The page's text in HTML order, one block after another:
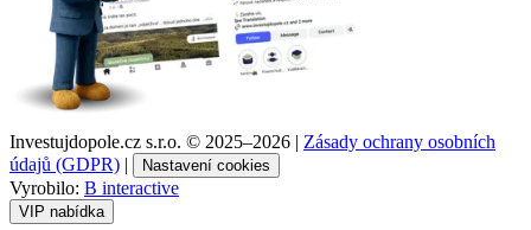
Investujdopole.cz s.r.o. © 2025–2026 | Zásady ochrany osobních
údajů (GDPR) | Nastavení cookies
Vyrobilo: B interactive
VIP nabídka